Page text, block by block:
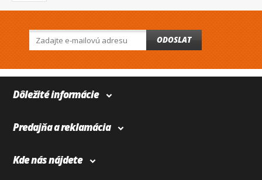
ODOSLAT
Dôležité informácie
Predajňa a reklamácia
Kde nás nájdete